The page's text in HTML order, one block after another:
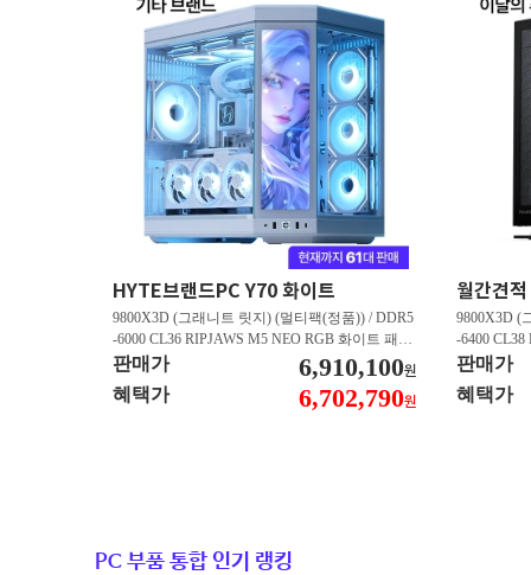
HYTE브랜드PC Y70 화이트
9800X3D (그래니트 릿지) (멀티팩(정품)) / DDR5
-6000 CL36 RIPJAWS M5 NEO RGB 화이트 패키
지 (32GB(16Gx2)) / B850M AORUS ELITE WIFI6
E ICE 피씨디렉트 / 지포스 RTX 5080 AERO OC S
FF D7 16GB 제이씨현 / BLACK SN850X M.2 NV
판매가 6,910,100원
혜택가 6,702,790원
9800X3D (
-6400 CL38
스
/ 라데온
0 M.2
판매가
혜택가
PC 부품 통합 인기 랭킹